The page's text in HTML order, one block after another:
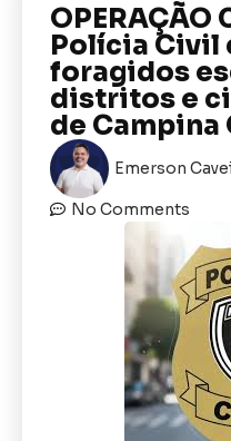
OPERAÇÃO
Polícia Civil
foragidos
distritos e
de Campina
Emerson
No Comments